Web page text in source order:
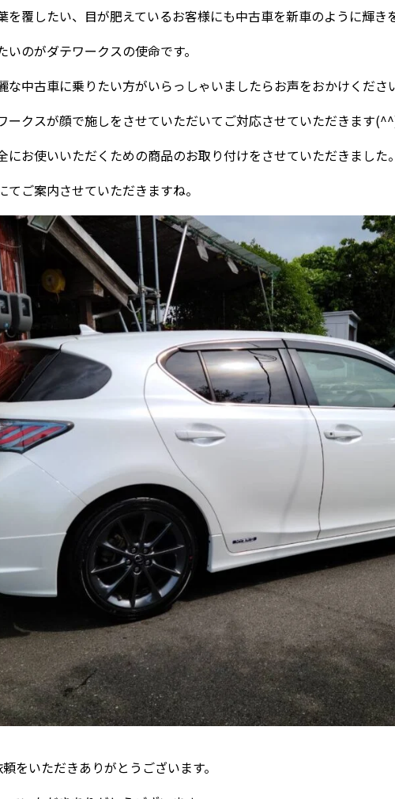
覆したい、目が肥えているお客様にも中古車を新車のように輝き
いのがダテワークスの使命です。
な中古車に乗りたい方がいらっしゃいましたらお声をおかけくださ
ークスが顔で施しをさせていただいてご対応させていただきます
にお使いいただくための商品のお取り付けをさせていただきました。
てご案内させていただきますね。
をいただきありがとうございます。